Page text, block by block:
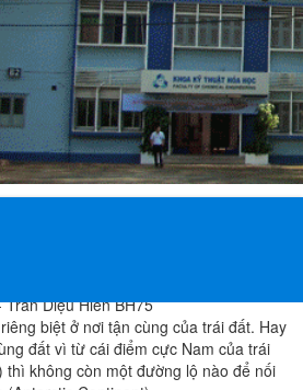
Diệu Hiền BH75
biệt ở nơi tận cùng của trái đất. Hay
đất vì từ cái điểm cực Nam của trái
thì không còn một đường lộ nào để nối